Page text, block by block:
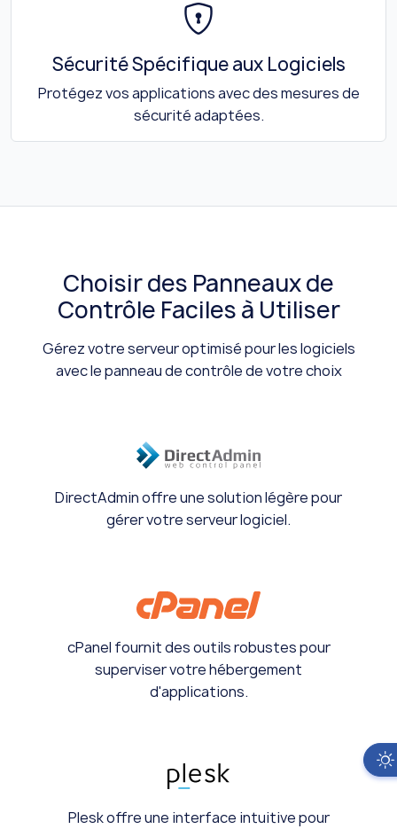
Sécurité Spécifique aux Logiciels
Protégez vos applications avec des mesures de
sécurité adaptées.
Choisir des Panneaux de
Contrôle Faciles à Utiliser
Gérez votre serveur optimisé pour les logiciels
avec le panneau de contrôle de votre choix
DirectAdmin offre une solution légère pour
gérer votre serveur logiciel.
cPanel fournit des outils robustes pour
superviser votre hébergement
d'applications.
Plesk offre une interface intuitive pour